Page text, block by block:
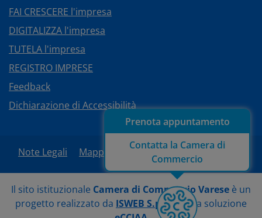
Prenota appuntamento
Contatta la Camera di
Commercio
FAI CRESCERE l'impresa
DIGITALIZZA l'impresa
TUTELA l'impresa
REGISTRO IMPRESE
Feedback
Dichiarazione di Accessibilità
Note Legali Mappa del sito Area Riservata
Il sito istituzionale Camera di Commercio Varese è un
progetto realizzato da ISWEB S.p.A.con la soluzione